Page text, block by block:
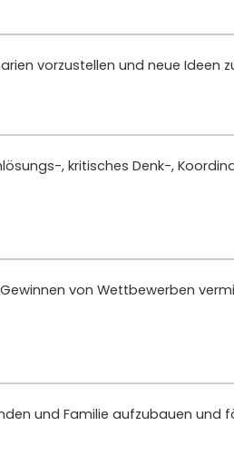
vorzustellen und neue Ideen
, kritisches Denk-,
von Wettbewerben
und Familie aufzubauen und